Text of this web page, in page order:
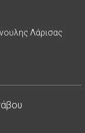
Λάρισας